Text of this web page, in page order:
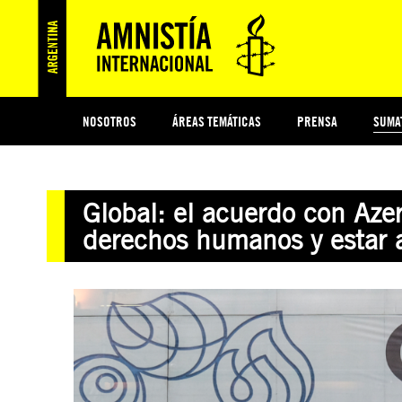
NOSOTROS ÁREAS TEMÁTICAS PRENSA
PREGUNTAS FRECUENTES
Global: el acuerdo con
derechos humanos y